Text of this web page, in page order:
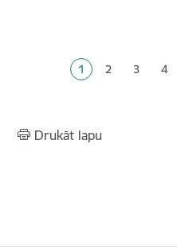
Pašreizējā lapa
1 Lapa
2 Lapa
3 Lapa
4
Drukāt lapu